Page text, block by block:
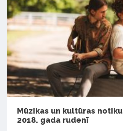
Mūzikas un kultūras
2018. gada rudenī